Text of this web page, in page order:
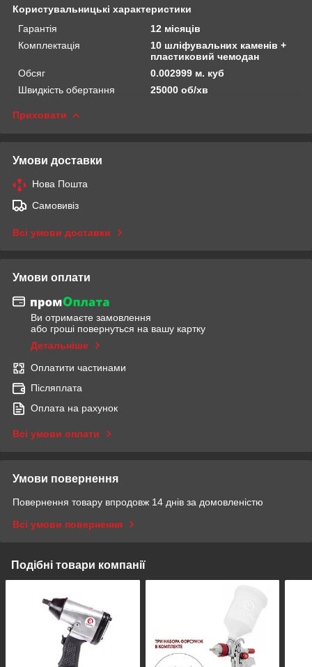
Користувальницькі характеристики
Гарантія
12 місяців
Комплектація
10 шліфувальних каменів +
пластиковий чемодан
Обсяг
0.002999 м. куб
Швидкість обертання
25000 об/хв
Приховати
Умови доставки
Нова Пошта
Самовивіз
Всі умови доставки
Умови оплати
Ви отримаєте замовлення
або гроші повернуться на вашу картку
Детальніше
Оплатити частинами
Післяплата
Оплата на рахунок
Всі умови оплати
Умови повернення
Повернення товару впродовж 14 днів за домовленістю
Всі умови повернення
Подібні товари компанії